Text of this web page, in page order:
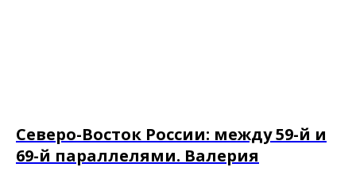
Северо-Восток России: между 59-й и
69-й параллелями. Валерия
Наши